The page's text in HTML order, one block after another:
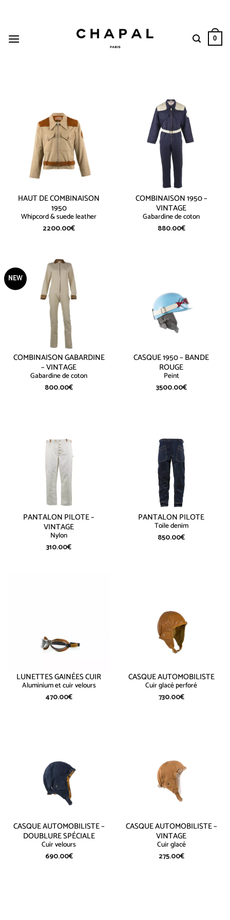
0
HAUT DE COMBINAISON
1950
Whipcord & suede leather
2200.00€
COMBINAISON 1950 –
VINTAGE
Gabardine de coton
880.00€
NEW
COMBINAISON GABARDINE
– VINTAGE
Gabardine de coton
800.00€
CASQUE 1950 – BANDE
ROUGE
Peint
3500.00€
PANTALON PILOTE –
VINTAGE
Nylon
310.00€
PANTALON PILOTE
Toile denim
850.00€
LUNETTES GAINÉES CUIR
Aluminium et cuir velours
470.00€
CASQUE AUTOMOBILISTE
Cuir glacé perforé
730.00€
CASQUE AUTOMOBILISTE –
DOUBLURE SPÉCIALE
Cuir velours
690.00€
CASQUE AUTOMOBILISTE –
VINTAGE
Cuir glacé
275.00€